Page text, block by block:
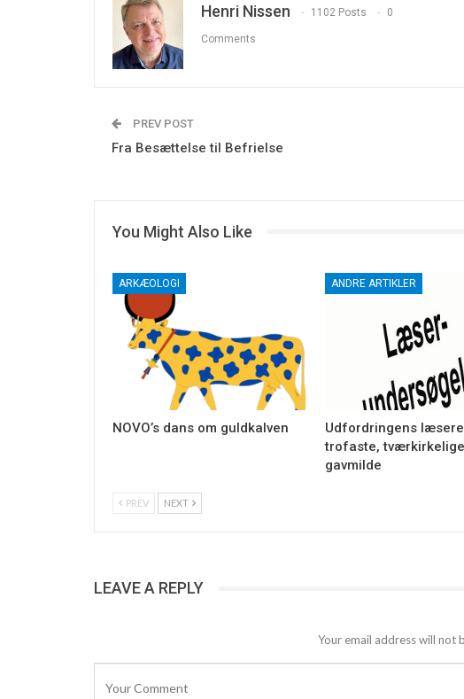
Henri Nissen 1102 Posts 0
Comments
PREV POST
Fra Besættelse til Befrielse
You Might Also Like
ARKÆOLOGI
NOVO’s dans om guldkalven
ANDRE ARTIKLER
Udfordringens
trofaste,
gavmilde
PREV NEXT
LEAVE A REPLY
Your email address will not